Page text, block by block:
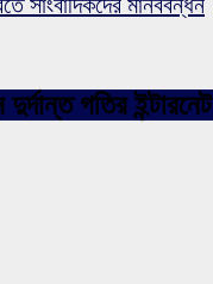
দুর্দান্ত গতির